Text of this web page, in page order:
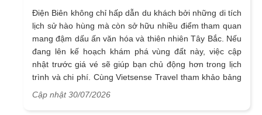
Điện Biên không chỉ hấp dẫn du khách bởi những di tích
lịch sử hào hùng mà còn sở hữu nhiều điểm tham quan
mang đậm dấu ấn văn hóa và thiên nhiên Tây Bắc. Nếu
đang lên kế hoạch khám phá vùng đất này, việc cập
nhật trước giá vé sẽ giúp bạn chủ động hơn trong lịch
trình và chi phí. Cùng Vietsense Travel tham khảo bảng
giá vé tham quan các điểm
Cập nhật 30/07/2026